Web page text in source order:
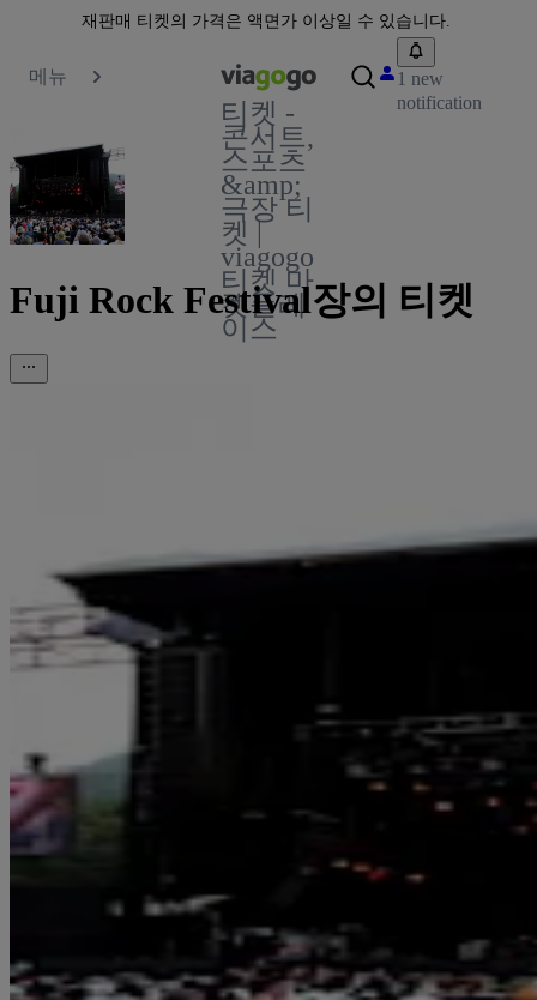
재판매 티켓의 가격은 액면가 이상일 수 있습니다.
메뉴
티켓 -
콘서트,
스포츠
&amp;
극장 티
켓 |
viagogo
티켓 마
켓플레
이스
1 new
notification
Fuji Rock Festival장의 티켓